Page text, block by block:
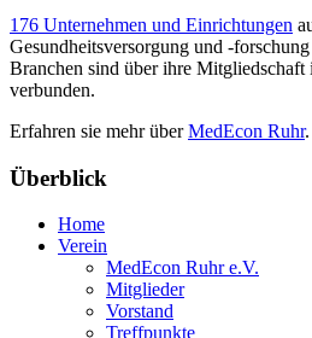
176 Unternehmen und Einrichtungen
Gesundheitsversorgung und -
Branchen sind über ihre
verbunden.
Erfahren sie mehr überMedEcon Ruhr.
Überblick
Home
Verein
MedEcon Ruhr e.V.
Mitglieder
Vorstand
Treffpunkte